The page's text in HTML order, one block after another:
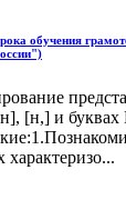
обучения
[н,] и буквах